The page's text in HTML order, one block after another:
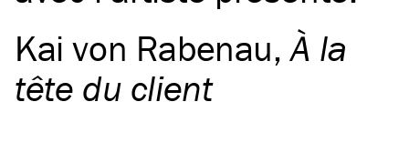
Kai von Rabenau,À la
tête du client